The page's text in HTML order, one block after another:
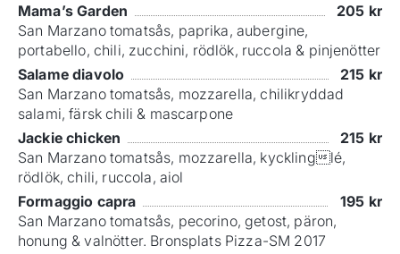
Mama’s Garden
205 kr
San Marzano tomatsås, paprika, aubergine,
portabello, chili, zucchini, rödlök, ruccola & pinjenötter
Salame diavolo
215 kr
San Marzano tomatsås, mozzarella, chilikryddad
salami, färsk chili & mascarpone
Jackie chicken
215 kr
San Marzano tomatsås, mozzarella, kycklinglé,
rödlök, chili, ruccola, aiol
Formaggio capra
195 kr
San Marzano tomatsås, pecorino, getost, päron,
honung & valnötter. Bronsplats Pizza-SM 2017